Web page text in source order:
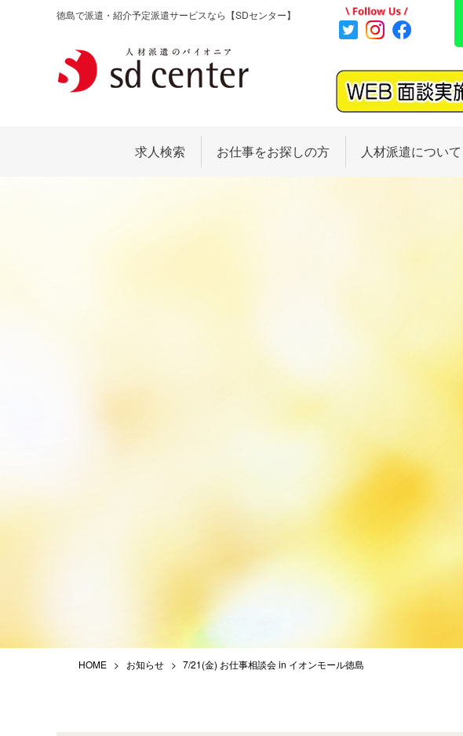
徳島で派遣・紹介予定派遣サービスなら 【SDセンター】
求人検索 お仕事をお探しの方 人材派遣について
HOME お知らせ 7/21(金) お仕事相談会 in イオンモール徳島